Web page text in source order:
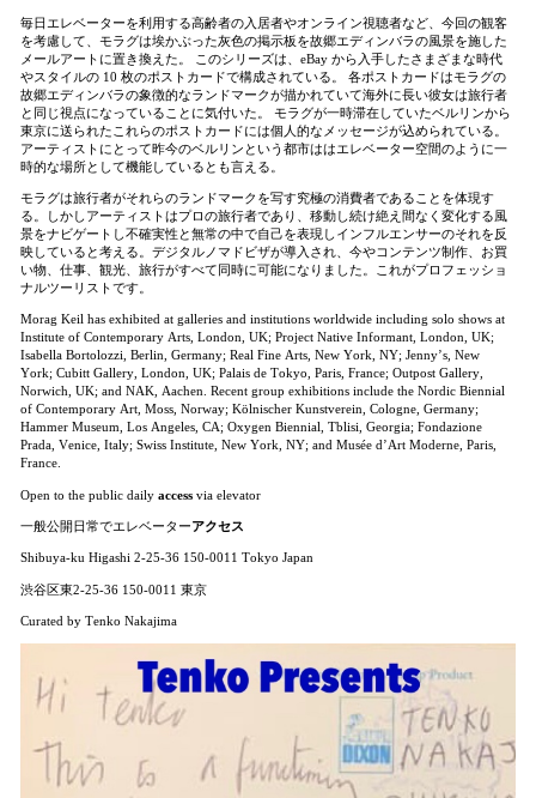
毎日エレベーターを利用する高齢者の入居者やオンライン視聴者など、今回の観客
を考慮して、モラグは埃かぶった灰色の掲示板を故郷エディンバラの風景を施した
メールアートに置き換えた。 このシリーズは、eBay から入手したさまざまな時代
やスタイルの 10 枚のポストカードで構成されている。 各ポストカードはモラグの
故郷エディンバラの象徴的なランドマークが描かれていて海外に長い彼女は旅行者
と同じ視点になっていることに気付いた。 モラグが一時滞在していたベルリンから
東京に送られたこれらのポストカードには個人的なメッセージが込められている。
アーティストにとって昨今のベルリンという都市ははエレベーター空間のように一
時的な場所として機能しているとも言える。
モラグは旅行者がそれらのランドマークを写す究極の消費者であることを体現す
る。しかしアーティストはプロの旅行者であり、移動し続け絶え間なく変化する風
景をナビゲートし不確実性と無常の中で自己を表現しインフルエンサーのそれを反
映していると考える。デジタルノマドビザが導入され、今やコンテンツ制作、お買
い物、仕事、観光、旅行がすべて同時に可能になりました。これがプロフェッショ
ナルツーリストです。
Morag Keil has exhibited at galleries and institutions worldwide including solo shows at
Institute of Contemporary Arts, London, UK; Project Native Informant, London, UK;
Isabella Bortolozzi, Berlin, Germany; Real Fine Arts, New York, NY; Jenny’s, New
York; Cubitt Gallery, London, UK; Palais de Tokyo, Paris, France; Outpost Gallery,
Norwich, UK; and NAK, Aachen. Recent group exhibitions include the Nordic Biennial
of Contemporary Art, Moss, Norway; Kölnischer Kunstverein, Cologne, Germany;
Hammer Museum, Los Angeles, CA; Oxygen Biennial, Tblisi, Georgia; Fondazione
Prada, Venice, Italy; Swiss Institute, New York, NY; and Musée d’Art Moderne, Paris,
France.
Open to the public dailyaccess via elevator
一般公開日常でエレベーターアクセス
Shibuya-ku Higashi 2-25-36 150-0011 Tokyo Japan
渋谷区東2-25-36 150-0011 東京
Curated by Tenko Nakajima